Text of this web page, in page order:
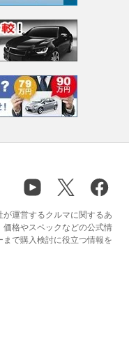
運営するクルマに関するあ
価格やスペックなどの公式情
で購入検討に役立つ情報を